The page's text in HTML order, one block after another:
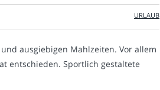
URLAUB
ausgiebigen Mahlzeiten. Vor allem
entschieden. Sportlich gestaltete